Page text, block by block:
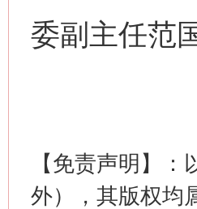
委副主任范
【免责声明】
外），其版权均